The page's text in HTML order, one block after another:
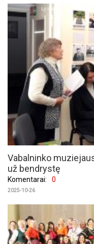
Vabalninko
už bendrystę
Komentarai: 0
2025-10-26